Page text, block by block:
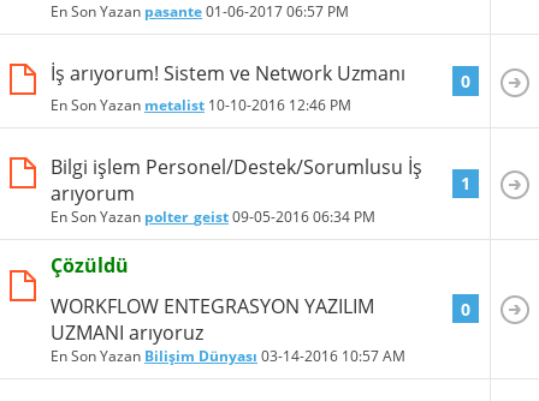
En Son Yazan pasante01-06-201706:57 PM
İş arıyorum! Sistem ve Network Uzmanı
En Son Yazan metalist 10-10-2016 12:46 PM
0
Bilgi işlem Personel/Destek/Sorumlusu İş
arıyorum
En Son Yazan polter_geist09-05-201606:34 PM
1
Çözüldü
WORKFLOW ENTEGRASYON YAZILIM
UZMANI arıyoruz
En Son Yazan Bilişim Dünyası 03-14-2016 10:57 AM
0